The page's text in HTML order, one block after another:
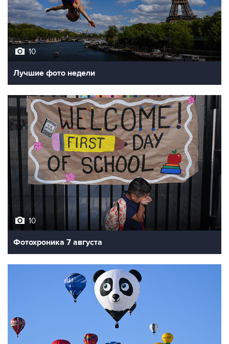
10
Лучшие фото недели
10
Фотохроника 7 августа